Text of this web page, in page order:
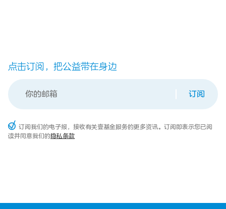
点击订阅，把公益带在身边
订阅
订阅我们的电子报，接收有关壹基金服务的更多资讯。订阅即表示您已阅
读并同意我们的隐私条款